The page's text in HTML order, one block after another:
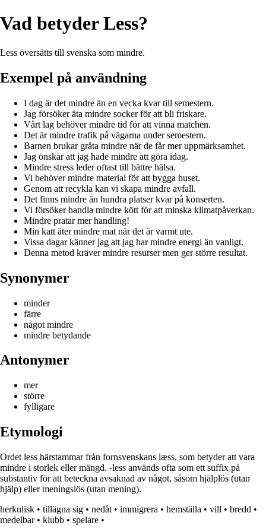
Vad betyder Less?
Less översätts till svenska som mindre.
Exempel på användning
I dag är det mindre än en vecka kvar till semestern.
Jag försöker äta mindre socker för att bli friskare.
Vårt lag behöver mindre tid för att vinna matchen.
Det är mindre trafik på vägarna under semestern.
Barnen brukar gråta mindre när de får mer uppmärksamhet.
Jag önskar att jag hade mindre att göra idag.
Mindre stress leder oftast till bättre hälsa.
Vi behöver mindre material för att bygga huset.
Genom att recykla kan vi skapa mindre avfall.
Det finns mindre än hundra platser kvar på konserten.
Vi försöker handla mindre kött för att minska klimatpåverkan.
Mindre pratar mer handling!
Min katt äter mindre mat när det är varmt ute.
Vissa dagar känner jag att jag har mindre energi än vanligt.
Denna metod kräver mindre resurser men ger större resultat.
Synonymer
minder
färre
något mindre
mindre betydande
Antonymer
mer
större
fylligare
Etymologi
Ordet less härstammar från fornsvenskans læss, som betyder att vara
mindre i storlek eller mängd. -less används ofta som ett suffix på
substantiv för att beteckna avsaknad av något, såsom hjälplös (utan
hjälp) eller meningslös (utan mening).
herkulisk • tillägna sig • nedåt • immigrera • hemställa • vill • bredd •
medelbar• klubb • spelare •